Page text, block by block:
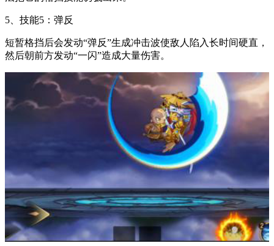
5、技能5：弹反
短暂格挡后会发动“弹反”生成冲击波使敌人陷入长时间硬直，
然后朝前方发动“一闪”造成大量伤害。